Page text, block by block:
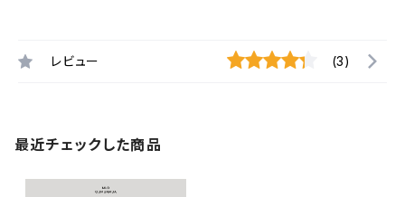
レビュー (3)
最近チェックした商品